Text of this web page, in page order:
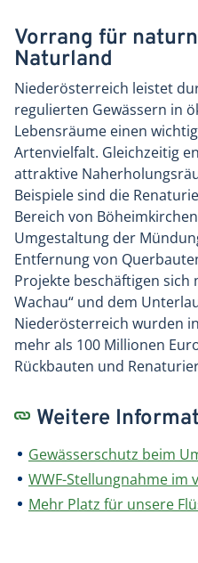
Vorrang für
Naturland
Niederösterreich leistet
regulierten Gewässern in
Lebensräume einen
Artenvielfalt. Gleichzeitig
attraktive
Beispiele sind die
Bereich von
Umgestaltung der
Entfernung von
Projekte beschäftigen sich
Wachau“ und dem
Niederösterreich wurden
mehr als 100 Millionen
Rückbauten und
Weitere
Gewässerschutz beim
WWF-Stellungnahme
Mehr Platz für unsere